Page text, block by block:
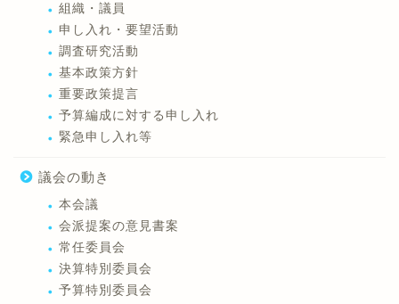
組織・議員
申し入れ・要望活動
調査研究活動
基本政策方針
重要政策提言
予算編成に対する申し入れ
緊急申し入れ等
議会の動き
本会議
会派提案の意見書案
常任委員会
決算特別委員会
予算特別委員会